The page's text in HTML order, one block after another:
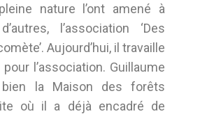
nature l’ont amené à
l’association ‘Des
Aujourd’hui, il travaille
l’association. Guillaume
la Maison des forêts
où il a déjà encadré de